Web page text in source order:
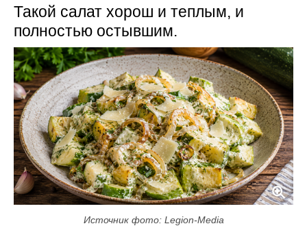
Такой салат хорош и теплым, и
полностью остывшим.
Источник фото: Legion-Media